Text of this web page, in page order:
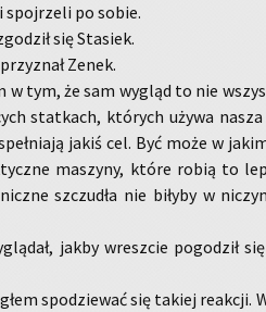
spoj­rze­li po sobie.
się Sta­siek.
Zenek.
w tym, że sam wy­gląd to nie
stat­kach, któ­rych używa
jakiś cel. Być może w
ma­szy­ny, które robią to
szczu­dła nie bi­ły­by w
jakby wresz­cie po­go­dził
spo­dzie­wać się ta­kiej